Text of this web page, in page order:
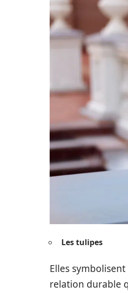
Les tulipes
Elles
relation durable